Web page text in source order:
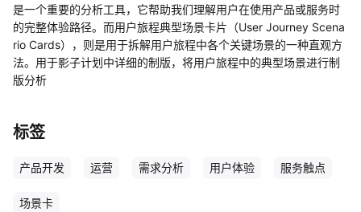
是一个重要的分析工具，它帮助我们理解用户在使用产品或服务时
的完整体验路径。而用户旅程典型场景卡片（User Journey Scena
rio Cards），则是用于拆解用户旅程中各个关键场景的一种直观方
法。用于影子计划中详细的制版，将用户旅程中的典型场景进行制
版分析
标签
产品开发 运营 需求分析 用户体验 服务触点
场景卡